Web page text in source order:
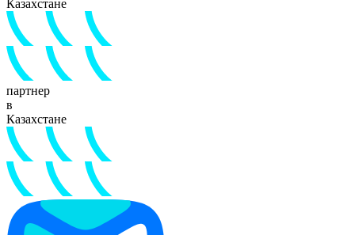
Казахстане
партнер
в
Казахстане